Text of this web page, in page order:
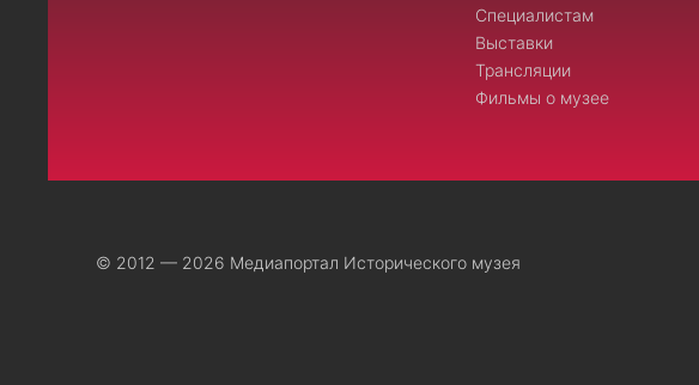
Специалистам
Выставки
Трансляции
Фильмы о музее
© 2012 — 2026 Медиапортал Исторического музея